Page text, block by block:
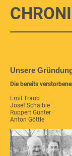
Unsere
Die bereits
Emil Traub
Josef Schaible
Ruppert Günter
Anton Göttle